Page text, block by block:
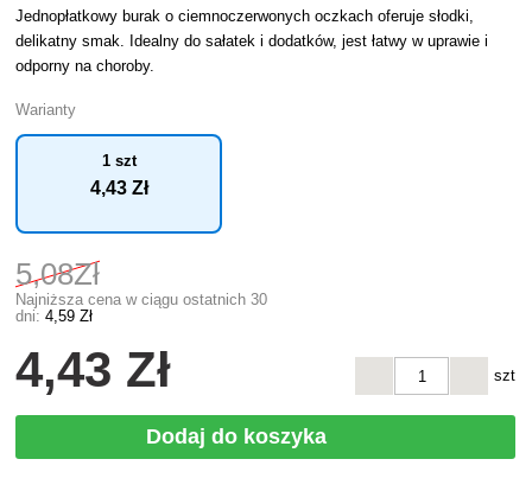
Jednopłatkowy burak o ciemnoczerwonych oczkach oferuje słodki,
delikatny smak. Idealny do sałatek i dodatków, jest łatwy w uprawie i
odporny na choroby.
Warianty
1 szt
4,43 Zł
5,08Zł
Najniższa cena w ciągu ostatnich 30
dni: 4,59 Zł
4,43 Zł szt
Dodaj do koszyka